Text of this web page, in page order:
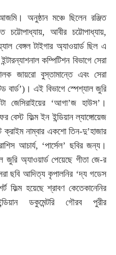
আজমি।অনুষ্ঠান মঞ্চে ছিলেনরঞ্জিত
আবীর চট্টোপাধ্যায়,
বেঙ্গল টাইগার অ্যাওয়ার্ড ছিল এ
কম্পিটিশন বিভাগে সেরা
জায়রো বুস্তামান্তে এবং সেরা
বার্ড’)। এই বিভাগে স্পেশ্যাল জুরি
জেসিরাইয়ের ‘আগা’জ হাউস’।
বেস্ট ফিল্ম ইন ইন্ডিয়ান ল্যাঙ্গোয়েজ
ক্রাইম নাম্বার একশো তিন-দু’হাজার
আচার্য, ‘পার্সেল’ ছবির জন্য।
জুরি অ্যাওয়ার্ড পেয়েছে গীতা জে-র
ছবি আদিত্য কৃপালনির ‘দ্য গডেস
ফিল্ম হয়েছে শ্রাবণ কেতেকানেনির
ডকুমেন্টরি গৌরব পুরীর